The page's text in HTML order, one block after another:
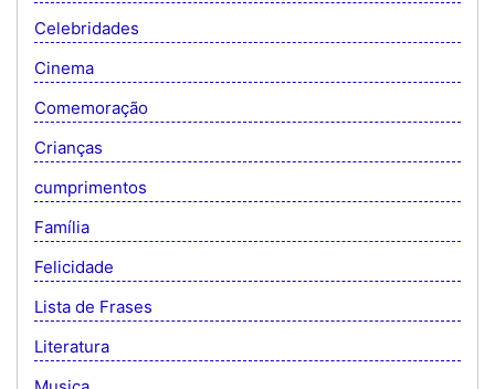
Celebridades
Cinema
Comemoração
Crianças
cumprimentos
Família
Felicidade
Lista de Frases
Literatura